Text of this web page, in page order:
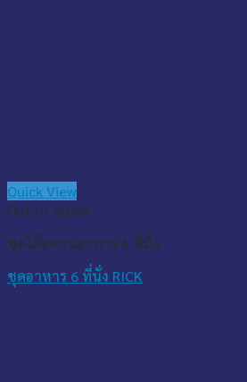
Quick View
Out of stock
ชุดโต๊ะทานอาหาร 6 ที่นั่ง
ชุดอาหาร 6 ที่นั่ง RICK